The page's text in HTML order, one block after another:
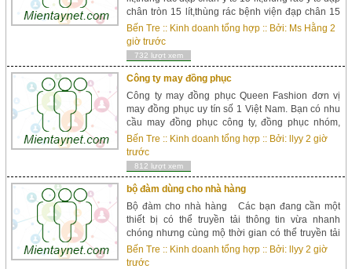
chân tròn 15 lít,thùng rác bệnh viện đạp chân 15
lít,thùng rác ...
Bến Tre :: Kinh doanh tổng hợp :: Bởi: Ms Hằng 2
giờ trước
732 lượt xem
Công ty may đồng phục
Công ty may đồng phục Queen Fashion đơn vị
may đồng phục uy tín số 1 Việt Nam. Bạn có nhu
cầu may đồng phục công ty, đồng phục nhóm,
đồng phục tổ chức…Mời bạn đến với công ty may
đồng phục Queen Fashion, đơn vị dẫn đầu trong
thiết kế may in các loại đồng phục. May...
Bến Tre :: Kinh doanh tổng hợp :: Bởi: llyy 2 giờ
trước
812 lượt xem
bộ đàm dùng cho nhà hàng
Bộ đàm cho nhà hàng Các bạn đang cần một
thiết bị có thể truyền tải thông tin vừa nhanh
chóng nhưng cùng mộ thời gian có thể truyền tải
thông tin cho nhiều người lại không hạn chế trong
bất kỳ không gian nào như nhà h...
Bến Tre :: Kinh doanh tổng hợp :: Bởi: llyy 2 giờ
trước